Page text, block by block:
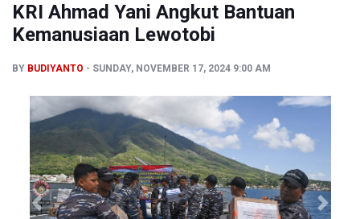
Kebakaran Hutan dan Lahan Terjadi di Sejumlah
KRI Ahmad Yani Angkut Bantuan
Kemanusiaan Lewotobi
BY BUDIYANTO SUNDAY, NOVEMBER 17, 2024 9:00 AM
Previous Next